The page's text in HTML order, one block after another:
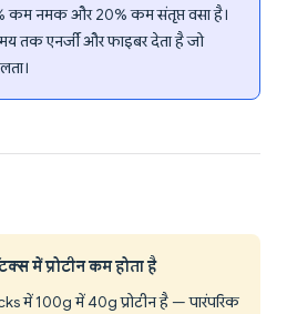
कम नमक और 20% कम संतृप्त वसा है।
तक एनर्जी और फाइबर देता है जो
में प्रोटीन कम होता है
में 100g में 40g प्रोटीन है — पारंपरिक